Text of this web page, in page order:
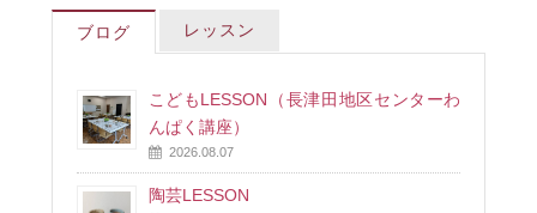
ブログ レッスン
こどもLESSON（長津田地区センターわ
んぱく講座）
2026.08.07
陶芸LESSON